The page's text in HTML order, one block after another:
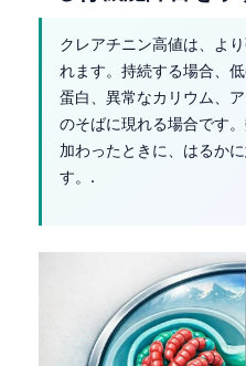
クレアチニン高値は、より
れます。持続する場合、
蛋白、異常なカリウム、
のそばに現れる場合です
加わったときに、はるか
す。.